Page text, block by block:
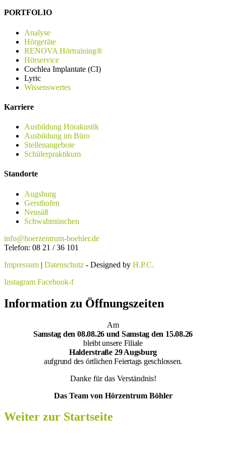
PORTFOLIO
Analyse
Hörgeräte
RENOVA Hörtraining®
Hörservice
Cochlea Implantate (CI)
Lyric
Wissenswertes
Karriere
Ausbildung Hörakustik
Ausbildung im Büro
Stellenangebote
Schülerpraktikum
Standorte
Augsburg
Gersthofen
Neusäß
Schwabmünchen
info@hoerzentrum-boehler.de
Telefon: 08 21 / 36 101
Impressum | Datenschutz - Designed by H.P.C.
Instagram Facebook-f
Information zu Öffnungszeiten
Am
Samstag den 08.08.26 und Samstag den 15.08.26
bleibt unsere Filiale
Halderstraße 29 Augsburg
aufgrund des örtlichen Feiertags geschlossen.
Danke für das Verständnis!
Das Team von Hörzentrum Böhler
Weiter zur Startseite